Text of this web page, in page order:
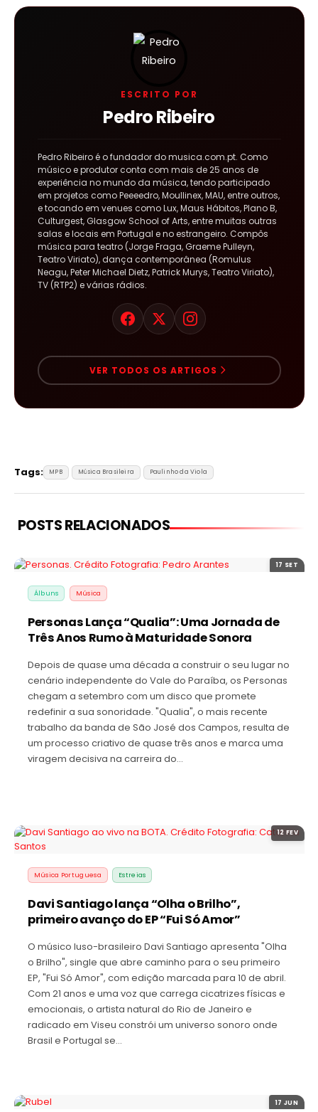
ESCRITO POR
Pedro Ribeiro
Pedro Ribeiro é o fundador do musica.com.pt. Como
músico e produtor conta com mais de 25 anos de
experiência no mundo da música, tendo participado
em projetos como Peeeedro, Moullinex, MAU, entre outros,
e tocando em venues como Lux, Maus Hábitos, Plano B,
Culturgest, Glasgow School of Arts, entre muitas outras
salas e locais em Portugal e no estrangeiro. Compôs
música para teatro (Jorge Fraga, Graeme Pulleyn,
Teatro Viriato), dança contemporânea (Romulus
Neagu, Peter Michael Dietz, Patrick Murys, Teatro Viriato),
TV (RTP2) e várias rádios.
VER TODOS OS ARTIGOS
Tags: MPB Música Brasileira Paulinho da Viola
POSTS RELACIONADOS
17 SET
Álbuns Música
Personas Lança “Qualia”: Uma Jornada de
Três Anos Rumo à Maturidade Sonora
Depois de quase uma década a construir o seu lugar no
cenário independente do Vale do Paraíba, os Personas
chegam a setembro com um disco que promete
redefinir a sua sonoridade. "Qualia", o mais recente
trabalho da banda de São José dos Campos, resulta de
um processo criativo de quase três anos e marca uma
viragem decisiva na carreira do…
12 FEV
Música Portuguesa Estreias
Davi Santiago lança “Olha o Brilho”,
primeiro avanço do EP “Fui Só Amor”
O músico luso-brasileiro Davi Santiago apresenta "Olha
o Brilho", single que abre caminho para o seu primeiro
EP, "Fui Só Amor", com edição marcada para 10 de abril.
Com 21 anos e uma voz que carrega cicatrizes físicas e
emocionais, o artista natural do Rio de Janeiro e
radicado em Viseu constrói um universo sonoro onde
Brasil e Portugal se…
17 JUN